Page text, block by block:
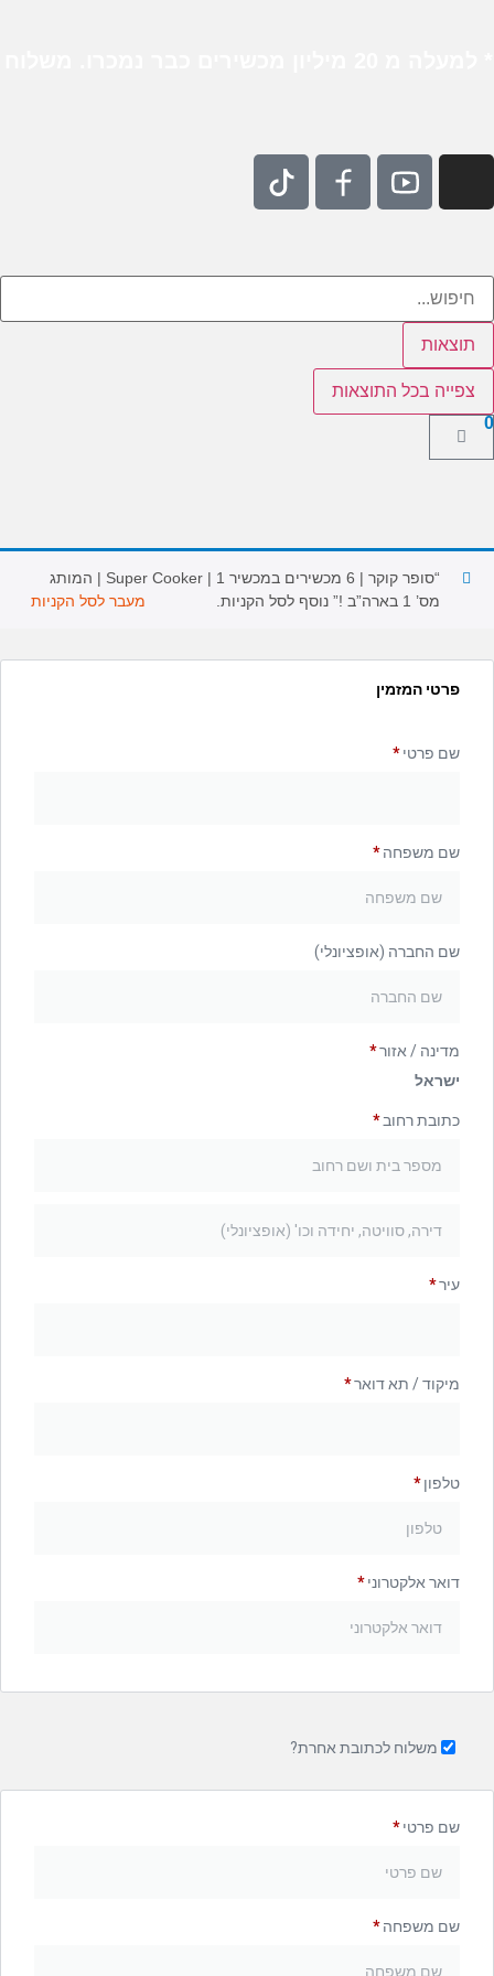
תוצאות
צפייה בכל התוצאות
0
“סופר קוקר | 6 מכשירים במכשיר 1 | Super Cooker | המותג
מס’ 1 בארה”ב !” נוסף לסל הקניות.
מעבר לסל הקניות
פרטי המזמין
שם פרטי*
שם משפחה*
שם החברה (אופציונלי)
מדינה / אזור*
ישראל
כתובת רחוב*
עיר*
מיקוד / תא דואר*
טלפון*
דואר אלקטרוני*
משלוח לכתובת אחרת?
שם פרטי*
שם משפחה*